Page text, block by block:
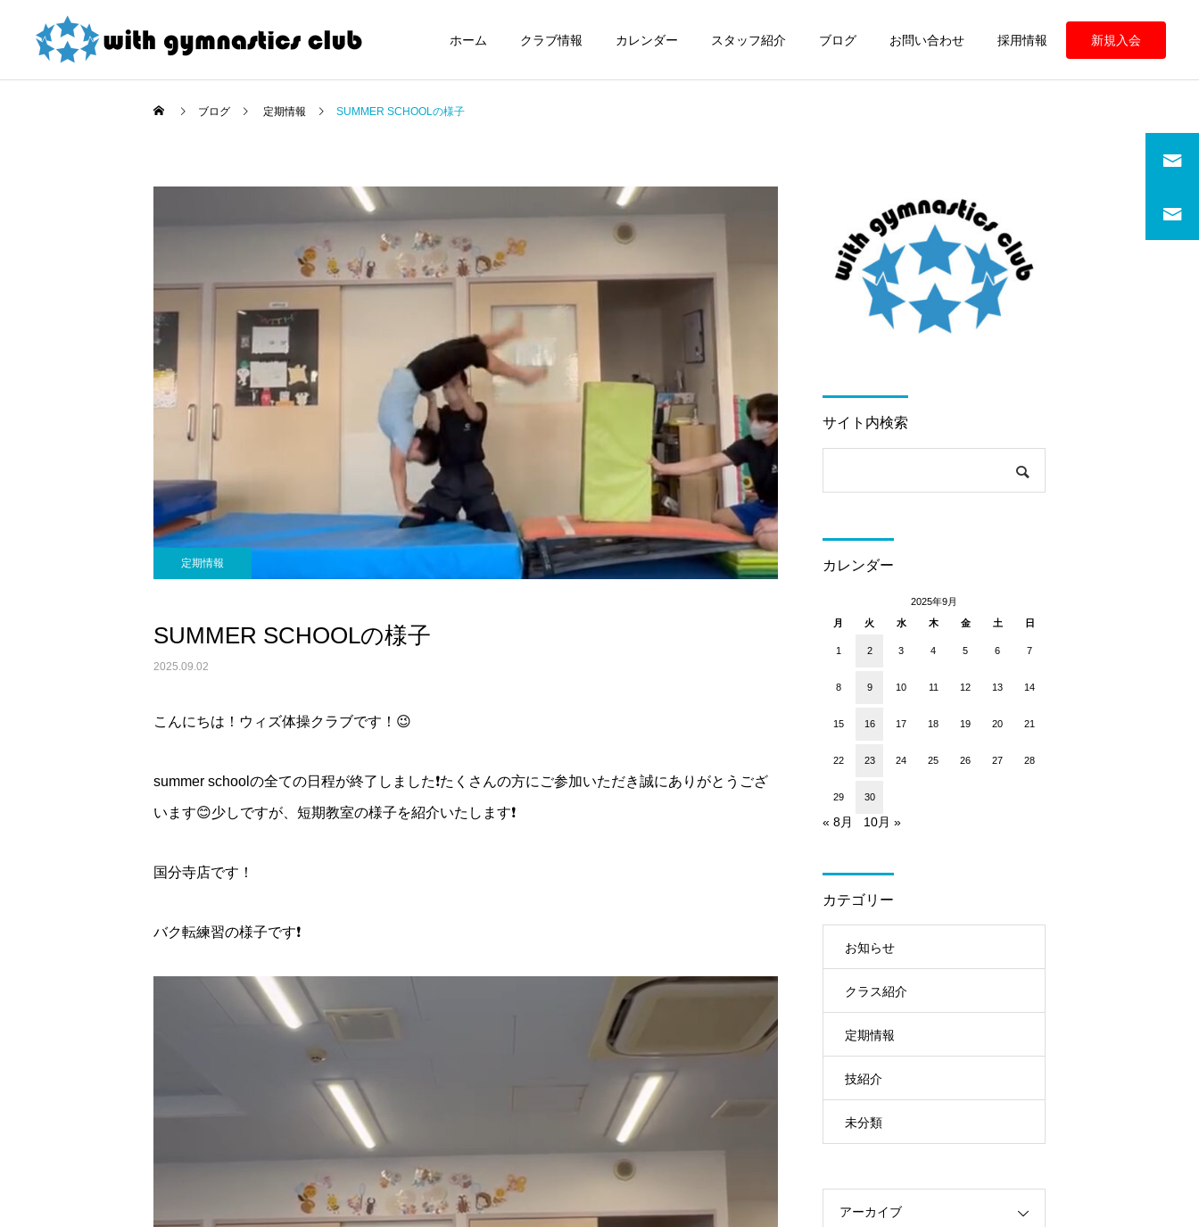
ホーム クラブ情報 カレンダー スタッフ紹介 ブログ お問い合わせ 採用情報 新規入会
令和8年度未就園児クラス
ウィズ体操クラブ技紹介～
ウィズ体操クラブ 練習の
定期情報
ウィズ体操クラブ 練習の
ブログ 定期情報 SUMMER SCHOOLの様子
定期情報
SUMMER SCHOOLの様子
2025.09.02
こんにちは！ウィズ体操クラブです！😉
summer schoolの全ての日程が終了しました❗️たくさんの方にご参加いただき誠にありがとうござ
います😊少しですが、短期教室の様子を紹介いたします❗️
国分寺店です！
バク転練習の様子です❗️
サイト内検索
カレンダー
2025年9月
月
火 水 木 金 土 日
1 2 3 4 5 6 7
8 9 10 11 12 13 14
15 16 17 18 19 20 21
22 23 24 25 26 27 28
29 30
« 8月 10月 »
カテゴリー
お知らせ
クラス紹介
定期情報
技紹介
未分類
アーカイブ